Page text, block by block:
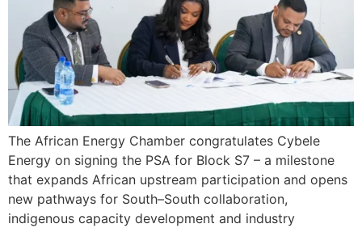
The African Energy Chamber congratulates Cybele
Energy on signing the PSA for Block S7 – a milestone
that expands African upstream participation and opens
new pathways for South–South collaboration,
indigenous capacity development and industry